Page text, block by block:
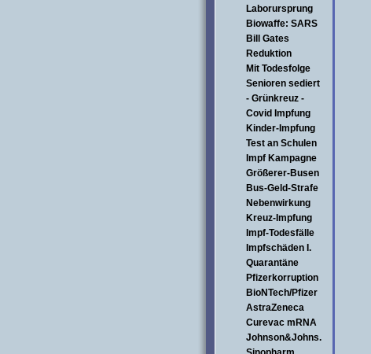
Laborursprung
Biowaffe: SARS
Bill Gates
Reduktion
Mit Todesfolge
Senioren sediert
- Grünkreuz -
Covid Impfung
Kinder-Impfung
Test an Schulen
Impf Kampagne
Größerer-Busen
Bus-Geld-Strafe
Nebenwirkung
Kreuz-Impfung
Impf-Todesfälle
Impfschäden I.
Quarantäne
Pfizerkorruption
BioNTech/Pfizer
AstraZeneca
Curevac mRNA
Johnson&Johns.